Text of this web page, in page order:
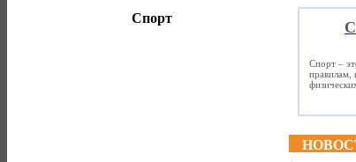
Спорт
Спорт –
правилам,